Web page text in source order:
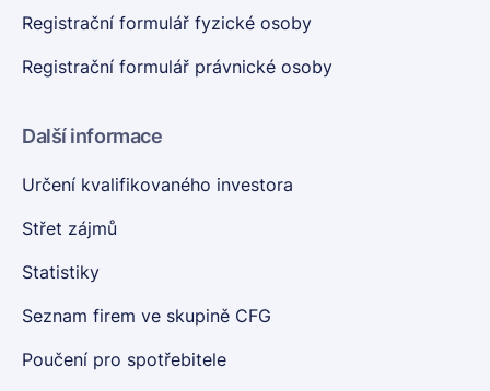
Registrační formulář fyzické osoby
Registrační formulář právnické osoby
Další informace
Určení kvalifikovaného investora
Střet zájmů
Statistiky
Seznam firem ve skupině CFG
Poučení pro spotřebitele